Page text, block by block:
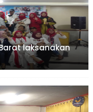
laksanakan